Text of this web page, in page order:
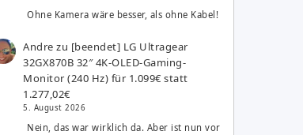
Ohne Kamera wäre besser, als ohne Kabel!
Andre zu [beendet] LG Ultragear
32GX870B 32″ 4K-OLED-Gaming-
Monitor (240 Hz) für 1.099€ statt
1.277,02€
5. August 2026
Nein, das war wirklich da. Aber ist nun vor